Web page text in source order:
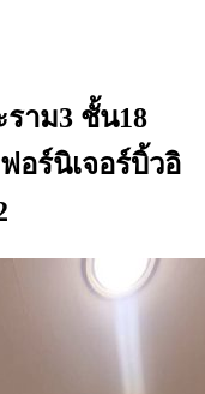
ราม3 ชั้น18
อร์นิเจอร์บิ้วอิ